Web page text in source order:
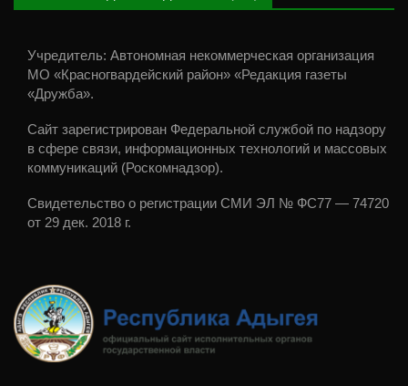
Учредитель: Автономная некоммерческая организация
МО «Красногвардейский район» «Редакция газеты
«Дружба».
Сайт зарегистрирован Федеральной службой по надзору
в сфере связи, информационных технологий и массовых
коммуникаций (Роскомнадзор).
Свидетельство о регистрации СМИ ЭЛ № ФС77 — 74720
от 29 дек. 2018 г.